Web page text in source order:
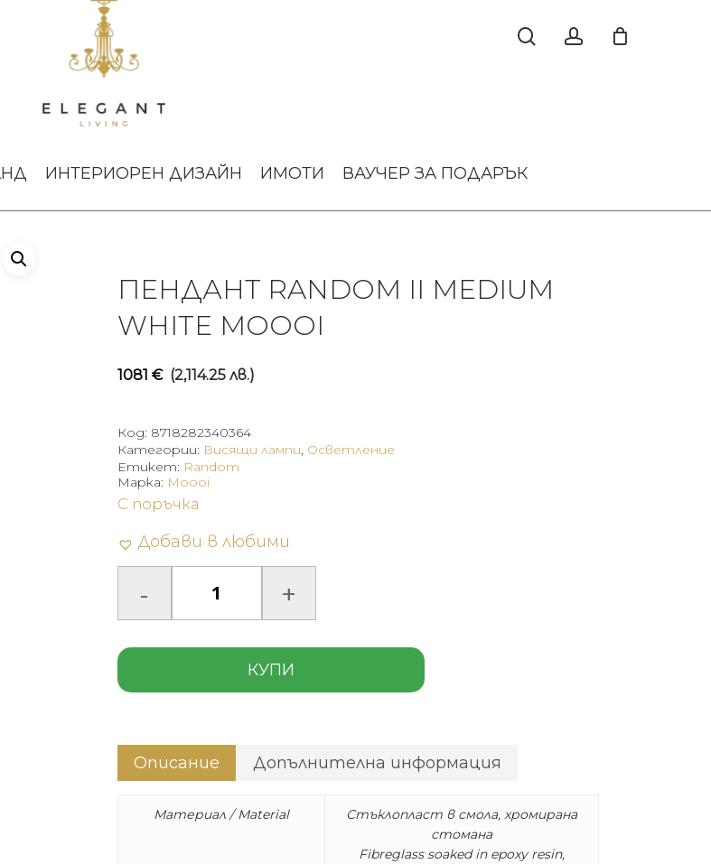
ИНТЕРИОРЕН ДИЗАЙН ИМОТИ ВАУЧЕР ЗА ПОДАРЪК
ПЕНДАНТ RANDOM II MEDIUM
WHITE MOOOI
1081 € (2,114.25 лв.)
Код: 8718282340364
Категории: Висящи лампи, Осветление
Етикет: Random
С поръчка
Добави в любими
КУПИ
Марка: Moooi
Описание Допълнителна информация
Материал / Material
Стъклопласт в смола, хромирана
стомана
Fibreglass soaked in epoxy resin,